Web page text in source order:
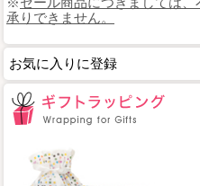
承りできません。
お気に入りに登録